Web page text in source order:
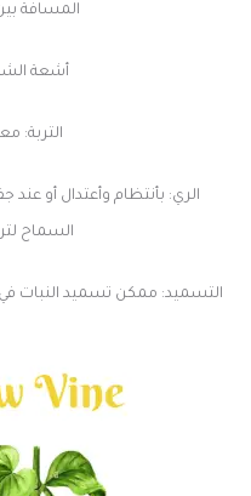
المسافة بين
أشعة
التربة:
السماح
التسميد: ممكن تسميد النبات في